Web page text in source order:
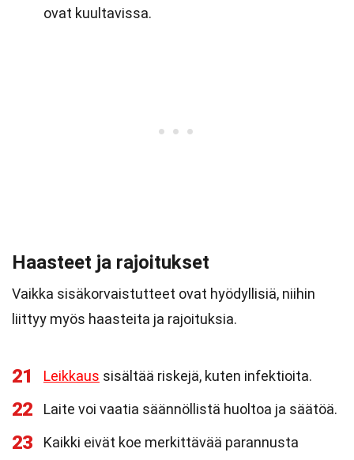
ovat kuultavissa.
Haasteet ja rajoitukset
Vaikka sisäkorvaistutteet ovat hyödyllisiä, niihin
liittyy myös haasteita ja rajoituksia.
21 Leikkaus sisältää riskejä, kuten infektioita.
22 Laite voi vaatia säännöllistä huoltoa ja säätöä.
23
Kaikki eivät koe merkittävää parannusta